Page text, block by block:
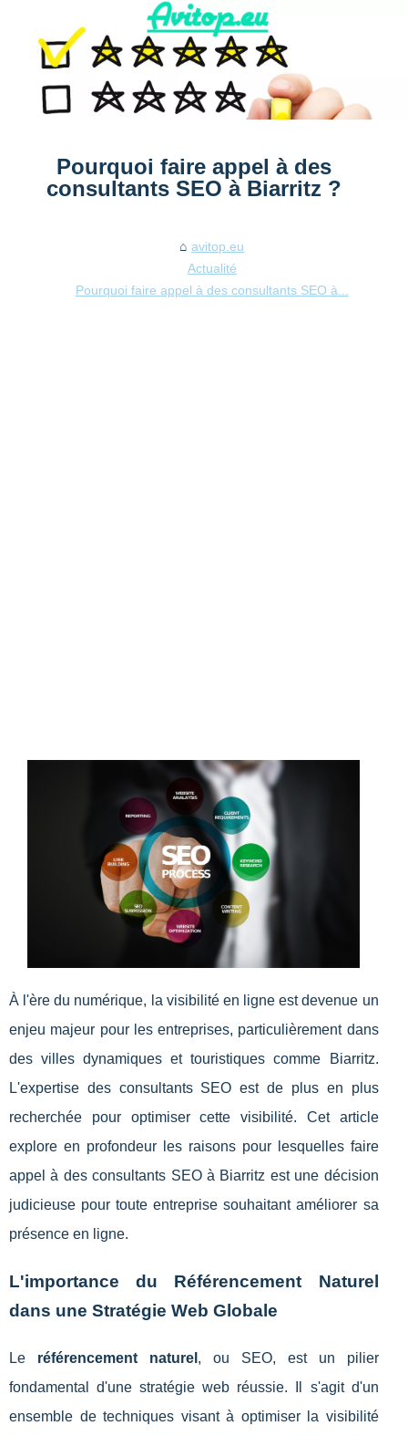
Pourquoi faire appel à des
consultants SEO à Biarritz ?
avitop.eu
Actualité
Pourquoi faire appel à des consultants SEO à...
À l'ère du numérique, la visibilité en ligne est devenue un
enjeu majeur pour les entreprises, particulièrement dans
des villes dynamiques et touristiques comme Biarritz.
L'expertise des consultants SEO est de plus en plus
recherchée pour optimiser cette visibilité. Cet article
explore en profondeur les raisons pour lesquelles faire
appel à des consultants SEO à Biarritz est une décision
judicieuse pour toute entreprise souhaitant améliorer sa
présence en ligne.
L'importance du Référencement Naturel
dans une Stratégie Web Globale
Le référencement naturel , ou SEO, est un pilier
fondamental d'une stratégie web réussie. Il s'agit d'un
ensemble de techniques visant à optimiser la visibilité